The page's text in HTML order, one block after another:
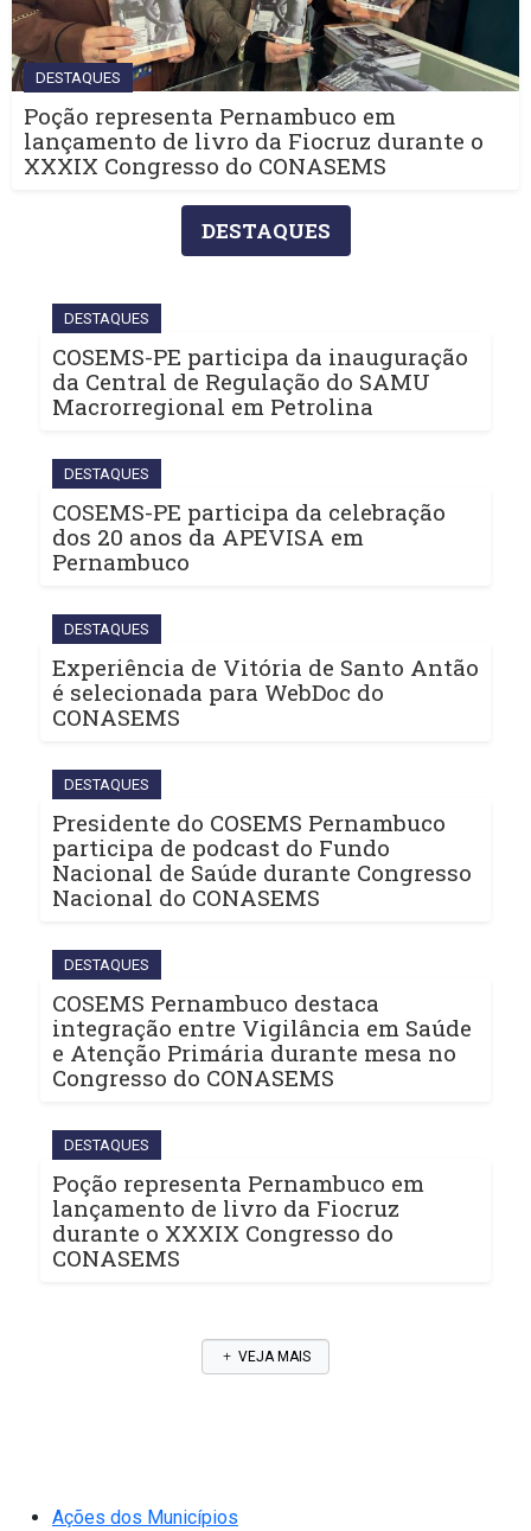
DESTAQUES
Poção representa Pernambuco em
lançamento de livro da Fiocruz durante o
XXXIX Congresso do CONASEMS
DESTAQUES
DESTAQUES
COSEMS-PE participa da inauguração
da Central de Regulação do SAMU
Macrorregional em Petrolina
DESTAQUES
COSEMS-PE participa da celebração
dos 20 anos da APEVISA em
Pernambuco
DESTAQUES
Experiência de Vitória de Santo Antão
é selecionada para WebDoc do
CONASEMS
DESTAQUES
Presidente do COSEMS Pernambuco
participa de podcast do Fundo
Nacional de Saúde durante Congresso
Nacional do CONASEMS
DESTAQUES
COSEMS Pernambuco destaca
integração entre Vigilância em Saúde
e Atenção Primária durante mesa no
Congresso do CONASEMS
DESTAQUES
Poção representa Pernambuco em
lançamento de livro da Fiocruz
durante o XXXIX Congresso do
CONASEMS
VEJA MAIS
Ações dos Municípios